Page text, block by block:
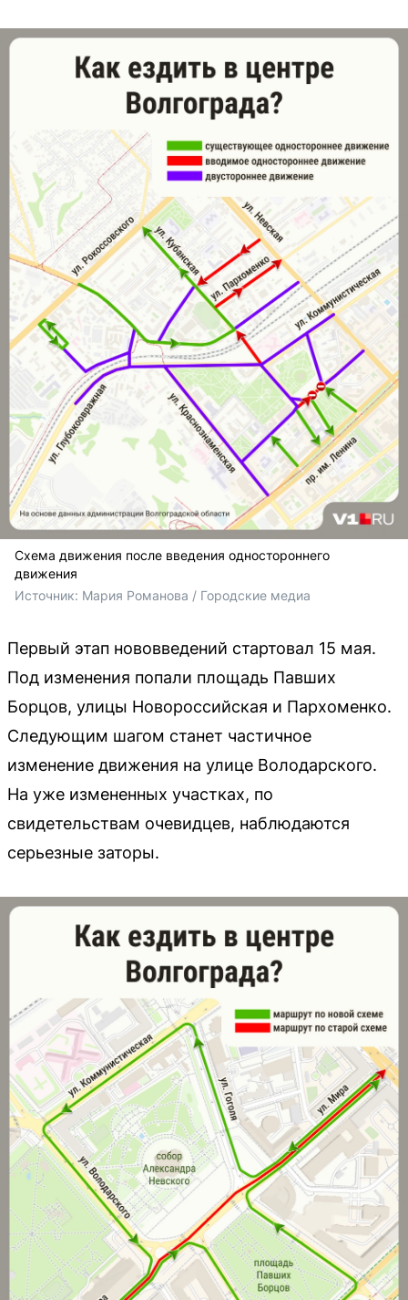
Схема движения после введения одностороннего
движения
Источник: Мария Романова / Городские медиа
Первый этап нововведений стартовал 15 мая.
Под изменения попали площадь Павших
Борцов, улицы Новороссийская и Пархоменко.
Следующим шагом станет частичное
изменение движения на улице Володарского.
На уже измененных участках, по
свидетельствам очевидцев, наблюдаются
серьезные заторы.